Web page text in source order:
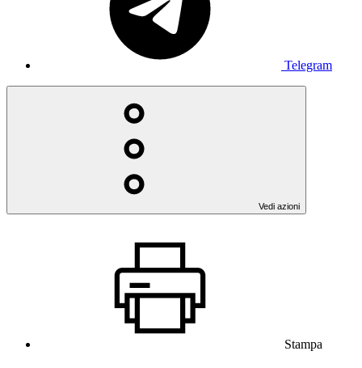
Telegram
Vedi azioni
Stampa